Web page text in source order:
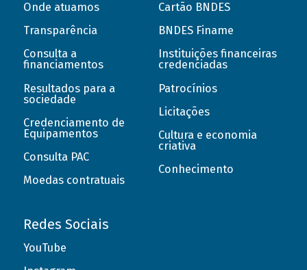
Onde atuamos
Transparência
Consulta a
financiamentos
Resultados para a
sociedade
Credenciamento de
Equipamentos
Consulta PAC
Moedas contratuais
Cartão BNDES
BNDES Finame
Instituições financeiras
credenciadas
Patrocínios
Licitações
Cultura e economia
criativa
Conhecimento
Redes Sociais
YouTube